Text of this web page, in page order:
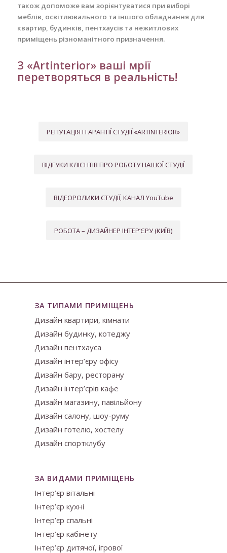
також допоможе вам зорієнтуватися при виборі
меблів, освітлювального та іншого обладнання для
квартир, будинків, пентхаусів та нежитлових
приміщень різноманітного призначення.
З «Artinterior» ваші мрії
перетворяться в реальність!
РЕПУТАЦІЯ І ГАРАНТІЇ СТУДІЇ «ARTINTERIOR»
ВІДГУКИ КЛІЄНТІВ ПРО РОБОТУ НАШОЇ СТУДІЇ
ВІДЕОРОЛИКИ СТУДІЇ, КАНАЛ YouTube
РОБОТА – ДИЗАЙНЕР ІНТЕР’ЄРУ (КИЇВ)
ЗА ТИПАМИ ПРИМІЩЕНЬ
Дизайн квартири, кімнати
Дизайн будинку, котеджу
Дизайн пентхауса
Дизайн інтер’єру офісу
Дизайн бару, ресторану
Дизайн інтер’єрів кафе
Дизайн магазину, павільйону
Дизайн салону, шоу-руму
Дизайн готелю, хостелу
Дизайн спортклубу
ЗА ВИДАМИ ПРИМІЩЕНЬ
Інтер’єр вітальні
Інтер’єр кухні
Інтер’єр спальні
Інтер’єр кабінету
Інтер’єр дитячої, ігрової